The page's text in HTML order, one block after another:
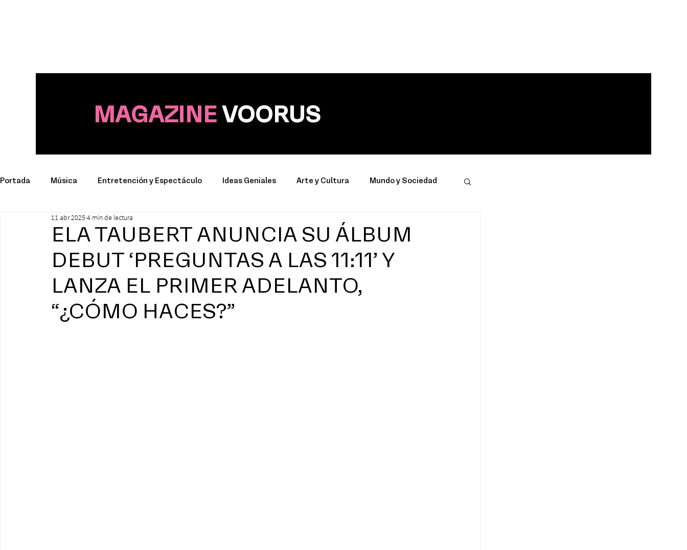
MAGAZINE VOORUS
Portada Música Entretención y Espectáculo Ideas Geniales Arte y Cultura Mundo y Sociedad
Productos y Marcas
ELA TAUBERT ANUNCIA SU ÁLBUM
DEBUT ‘PREGUNTAS A LAS 11:11’ Y
LANZA EL PRIMER ADELANTO,
“¿CÓMO HACES?”
11 abr 2025 4 min de lectura